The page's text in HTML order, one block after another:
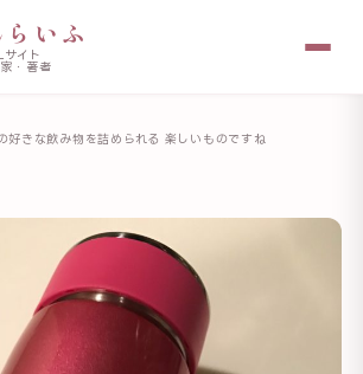
いふ
イト
・著者
好きな飲み物を詰められる 楽しいものですね